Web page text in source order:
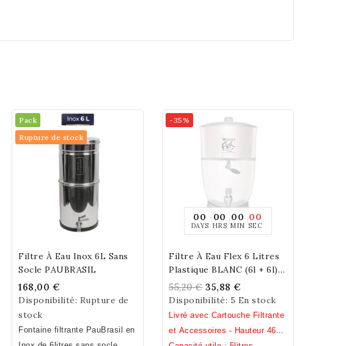
Pack
Rupture de stock
Ajouter Au Panier
Filtre À Eau Inox 6L Sans
Socle PAUBRASIL
168,00 €
Disponibilité: Rupture de
stock
Fontaine filtrante PauBrasil en
00
DAYS
00
HRS
00
MIN
00
SEC
-35%
Add To Cart
Filtre À Eau Flex 6 Litres
Plastique BLANC (6l + 6l)
Free Bisphenol A,S,F
55,20 € 35,88 €
Disponibilité: 5 En stock
Livré avec Cartouche Filtrante
et Accessoires - Hauteur 46